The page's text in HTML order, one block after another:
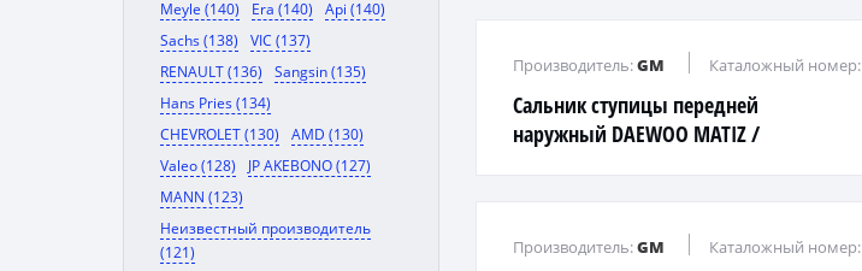
Meyle (140)
Era (140)
Api (140)
Sachs (138)
VIC (137)
RENAULT (136)
Sangsin (135)
Hans Pries (134)
CHEVROLET (130)
AMD (130)
Valeo (128)
JP AKEBONO (127)
MANN (123)
Неизвестный производитель
(121)
Сальник ступицы передней
наружный DAEWOO MATIZ /
Производитель:GM Каталожный номер:
Производитель:GM Каталожный номер: